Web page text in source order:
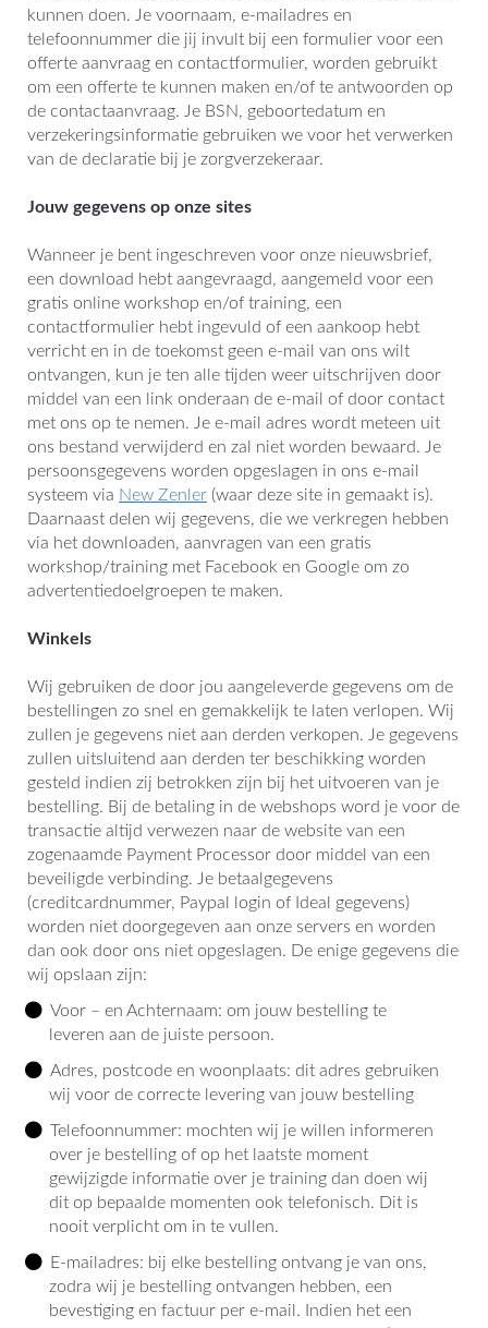
kunnen doen. Je voornaam, e-mailadres en
telefoonnummer die jij invult bij een formulier voor een
offerte aanvraag en contactformulier, worden gebruikt
om een offerte te kunnen maken en/of te antwoorden op
de contactaanvraag. Je BSN, geboortedatum en
verzekeringsinformatie gebruiken we voor het verwerken
van de declaratie bij je zorgverzekeraar.
Jouw gegevens op onze sites
Wanneer je bent ingeschreven voor onze nieuwsbrief,
een download hebt aangevraagd, aangemeld voor een
gratis online workshop en/of training, een
contactformulier hebt ingevuld of een aankoop hebt
verricht en in de toekomst geen e-mail van ons wilt
ontvangen, kun je ten alle tijden weer uitschrijven door
middel van een link onderaan de e-mail of door contact
met ons op te nemen. Je e-mail adres wordt meteen uit
ons bestand verwijderd en zal niet worden bewaard. Je
persoonsgegevens worden opgeslagen in ons e-mail
systeem via New Zenler (waar deze site in gemaakt is).
Daarnaast delen wij gegevens, die we verkregen hebben
via het downloaden, aanvragen van een gratis
workshop/training met Facebook en Google om zo
advertentiedoelgroepen te maken.
Winkels
Wij gebruiken de door jou aangeleverde gegevens om de
bestellingen zo snel en gemakkelijk te laten verlopen. Wij
zullen je gegevens niet aan derden verkopen. Je gegevens
zullen uitsluitend aan derden ter beschikking worden
gesteld indien zij betrokken zijn bij het uitvoeren van je
bestelling. Bij de betaling in de webshops word je voor de
transactie altijd verwezen naar de website van een
zogenaamde Payment Processor door middel van een
beveiligde verbinding. Je betaalgegevens
(creditcardnummer, Paypal login of Ideal gegevens)
worden niet doorgegeven aan onze servers en worden
dan ook door ons niet opgeslagen. De enige gegevens die
wij opslaan zijn:
Voor – en Achternaam: om jouw bestelling te
leveren aan de juiste persoon.
Adres, postcode en woonplaats: dit adres gebruiken
wij voor de correcte levering van jouw bestelling
Telefoonnummer: mochten wij je willen informeren
over je bestelling of op het laatste moment
gewijzigde informatie over je training dan doen wij
dit op bepaalde momenten ook telefonisch. Dit is
nooit verplicht om in te vullen.
E-mailadres: bij elke bestelling ontvang je van ons,
zodra wij je bestelling ontvangen hebben, een
bevestiging en factuur per e-mail. Indien het een